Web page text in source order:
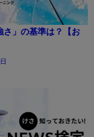
さ」の基準は？【お